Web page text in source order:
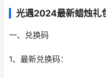
光遇2024最新蜡烛礼
一、兑换码
1、最新兑换码：